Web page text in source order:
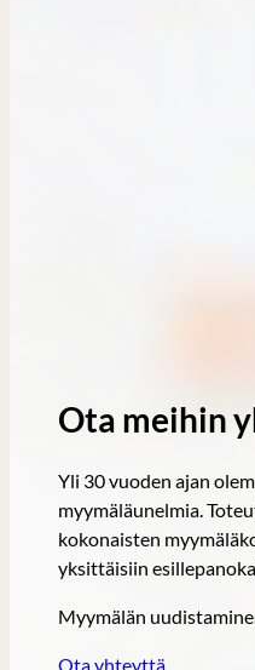
Ota meihin
Yli 30 vuoden ajan
myymäläunelmia.
kokonaisten
yksittäisiin
Myymälän
Ota yhteyttä